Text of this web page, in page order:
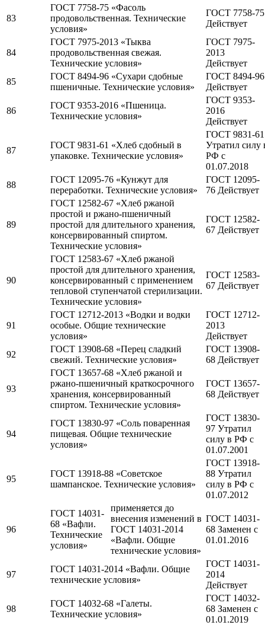
83
ГОСТ 7758-75 «Фасоль
продовольственная. Технические
условия»
ГОСТ 7758-75
Действует
84
ГОСТ 7975-2013 «Тыква
продовольственная свежая.
Технические условия»
ГОСТ 7975-
2013
Действует
85
ГОСТ 8494-96 «Сухари сдобные
пшеничные. Технические условия»
ГОСТ 8494-96
Действует
86
ГОСТ 9353-2016 «Пшеница.
Технические условия»
ГОСТ 9353-
2016
Действует
87
ГОСТ 9831-61 «Хлеб сдобный в
упаковке. Технические условия»
ГОСТ 9831-61
Утратил силу
РФ c
01.07.2018
88
ГОСТ 12095-76 «Кунжут для
переработки. Технические условия»
ГОСТ 12095-
76 Действует
89
ГОСТ 12582-67 «Хлеб ржаной
простой и ржано-пшеничный
простой для длительного хранения,
консервированный спиртом.
Технические условия»
ГОСТ 12582-
67 Действует
90
ГОСТ 12583-67 «Хлеб ржаной
простой для длительного хранения,
консервированный с применением
тепловой ступенчатой стерилизации.
Технические условия»
ГОСТ 12583-
67 Действует
91
ГОСТ 12712-2013 «Водки и водки
особые. Общие технические
условия»
ГОСТ 12712-
2013
Действует
92
ГОСТ 13908-68 «Перец сладкий
свежий. Технические условия»
ГОСТ 13908-
68 Действует
93
ГОСТ 13657-68 «Хлеб ржаной и
ржано-пшеничный краткосрочного
хранения, консервированный
спиртом. Технические условия»
ГОСТ 13657-
68 Действует
94
ГОСТ 13830-97 «Соль поваренная
пищевая. Общие технические
условия»
ГОСТ 13830-
97 Утратил
силу в РФ c
01.07.2001
95
ГОСТ 13918-88 «Советское
шампанское. Технические условия»
ГОСТ 13918-
88 Утратил
силу в РФ c
01.07.2012
96
ГОСТ 14031-
68 «Вафли.
Технические
условия»
применяется до
внесения изменений в
ГОСТ 14031-2014
«Вафли. Общие
технические условия»
ГОСТ 14031-
68 Заменен c
01.01.2016
97
ГОСТ 14031-2014 «Вафли. Общие
технические условия»
ГОСТ 14031-
2014
Действует
98
ГОСТ 14032-68 «Галеты.
Технические условия»
ГОСТ 14032-
68 Заменен c
01.01.2019